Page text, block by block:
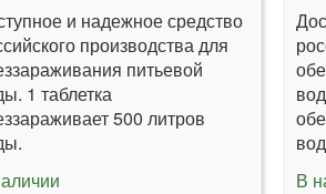
и надежное средство
производства для
питьевой
1 таблетка
500 литров
В